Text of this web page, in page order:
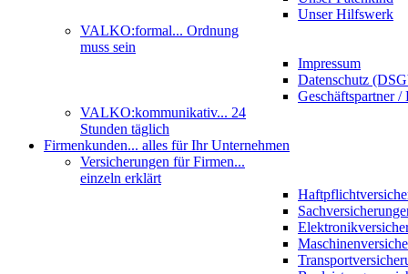
Unser Hilfswerk
VALKO:formal... Ordnung
muss sein
Impressum
Datenschutz
Geschäftspartner /
VALKO:kommunikativ... 24
Stunden täglich
Firmenkunden... alles für Ihr Unternehmen
Versicherungen für Firmen...
einzeln erklärt